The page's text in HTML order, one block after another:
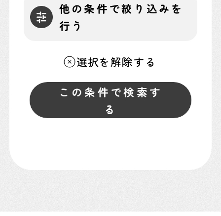
他の条件で絞り込みを
行う
選択を解除する
この条件で検索す
る